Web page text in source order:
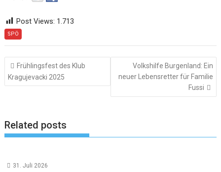
Post Views: 1.713
SPÖ
Beitragsnavigation
Frühlingsfest des Klub
Kragujevacki 2025
Volkshilfe Burgenland: Ein
neuer Lebensretter für Familie
Fussi
Related posts
31. Juli 2026